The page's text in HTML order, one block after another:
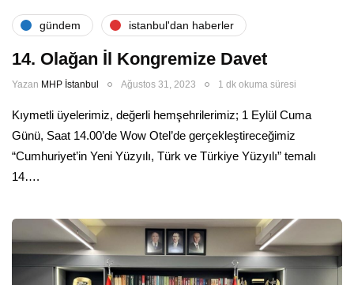
gündem i̇stanbul'dan haberler
14. Olağan İl Kongremize Davet
Yazan MHP İstanbul Ağustos 31, 2023 1 dk okuma süresi
Kıymetli üyelerimiz, değerli hemşehrilerimiz; 1 Eylül Cuma
Günü, Saat 14.00’de Wow Otel’de gerçekleştireceğimiz
“Cumhuriyet’in Yeni Yüzyılı, Türk ve Türkiye Yüzyılı” temalı
14….